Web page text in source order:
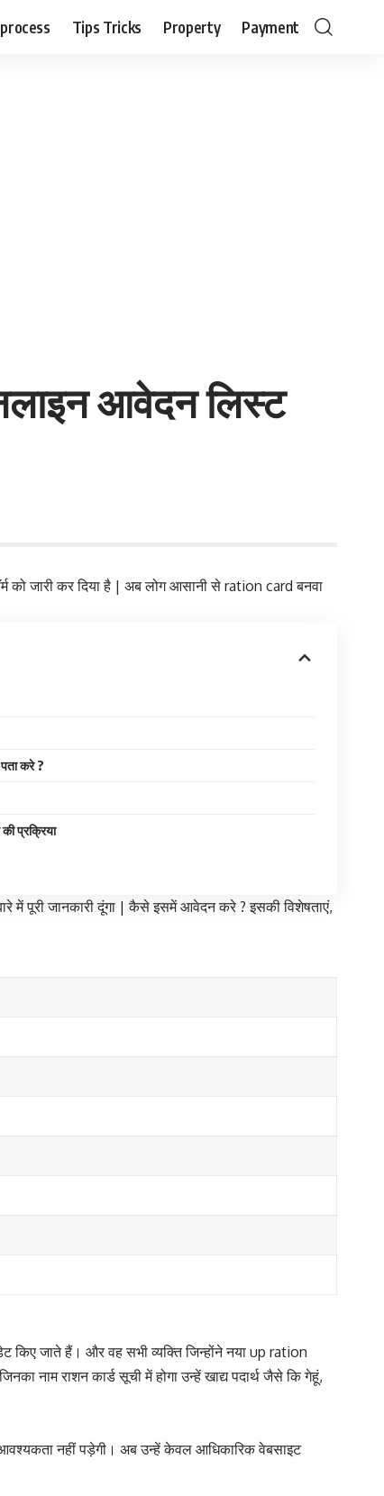
Tips Tricks Property Payment
आवेदन लिस्ट
को जारी कर दिया है | अब लोग आसानी से ration card बनवा
करे ?
प्रक्रिया
में पूरी जानकारी दूंगा | कैसे इसमें आवेदन करे ? इसकी विशेषताएं,
किए जाते हैं। और वह सभी व्यक्ति जिन्होंने नया up ration
नाम राशन कार्ड सूची में होगा उन्हें खाद्य पदार्थ जैसे कि गेहूं,
नहीं पड़ेगी। अब उन्हें केवल आधिकारिक वेबसाइट